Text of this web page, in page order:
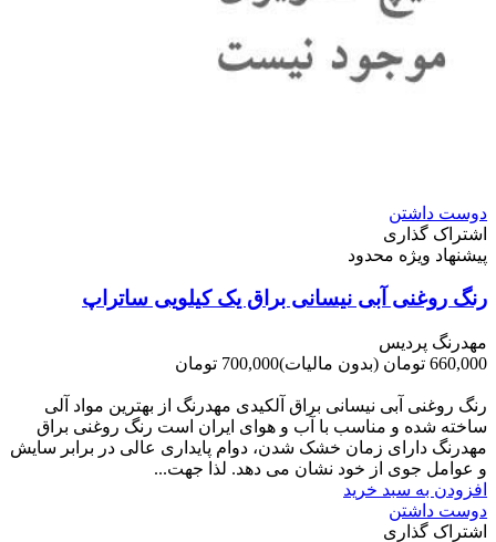
دوست داشتن
اشتراک گذاری
پیشنهاد ویژه محدود
رنگ روغنی آبی نیسانی براق یک کیلویی ساتراپ
مهدرنگ پردیس
660,000 تومان
(بدون مالیات)700,000 تومان
رنگ روغنی آبی نیسانی براق آلکیدی مهدرنگ از بهترین مواد آلی
ساخته شده و مناسب با آب و هوای ایران است رنگ روغنی براق
مهدرنگ دارای زﻣﺎن ﺧﺸﮏ ﺷﺪن، دوام ﭘﺎﯾﺪاری عالی در ﺑﺮاﺑﺮ ﺳﺎﯾﺶ
و ﻋﻮاﻣﻞ ﺟﻮی از ﺧﻮد ﻧﺸﺎن ﻣﯽ دﻫﺪ. ﻟﺬا ﺟﻬﺖ...
افزودن به سبد خرید
دوست داشتن
اشتراک گذاری